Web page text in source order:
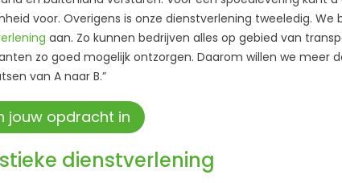
voor. Overigens is onze dienstverlening tweeledig. We
aan. Zo kunnen bedrijven alles op gebied van
zo goed mogelijk ontzorgen. Daarom willen we meer
van A naar B.”
jouw opdracht in
dienstverlening